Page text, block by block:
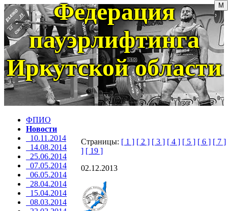
Федерация
пауэрлифтинга
Иркутской области
ФПИО
Новости
10.11.2014
14.08.2014
25.06.2014
07.05.2014
06.05.2014
28.04.2014
15.04.2014
08.03.2014
Страницы: [ 1 ] [ 2 ] [ 3 ] [ 4 ] [ 5 ] [ 6 ] [ 7 ]
] [ 19 ]
02.12.2013